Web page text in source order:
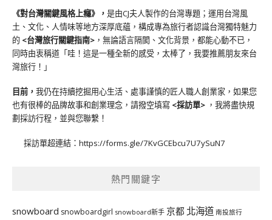
《對台灣關鍵風格上癮》 ， 是由CJ夫人製作的台灣專題；運用台灣風
土、文化、人情味等地方深厚底蘊，構成專為旅行者認識台灣獨特魅力
的 <台灣旅行關鍵指南> ，無論語言隔閡、文化背景，都能心動不已，
同時由衷稱道「哇！這是一種全新的感受，太棒了，我要推薦朋友來台
灣旅行！」
目前， 我仍在持續挖掘用心生活、處事謹慎的匠人職人創業家，如果您
也有很棒的品牌故事和創業理念，請撥空填寫 <採訪單> ，我將盡快規
劃採訪行程，並與您聯繫！
採訪單超連結： https://forms.gle/7KvGCEbcu7U7ySuN7
熱門關鍵字
snowboard snowboardgirl snowboard新手 京都 北海道 南投旅行